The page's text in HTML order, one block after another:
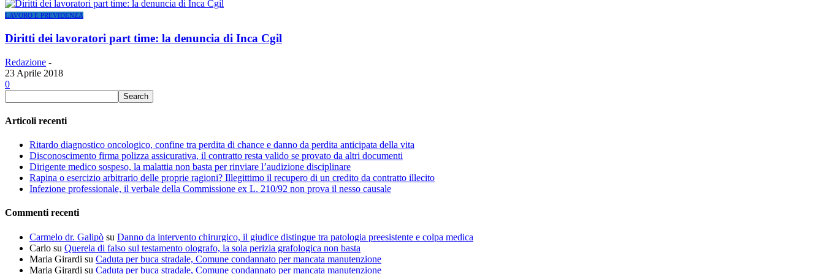
LAVORO E PREVIDENZA
Diritti dei lavoratori part time: la denuncia di Inca Cgil
Redazione -
23 Aprile 2018
0
Articoli recenti
Ritardo diagnostico oncologico, confine tra perdita di chance e danno da perdita anticipata della vita
Disconoscimento firma polizza assicurativa, il contratto resta valido se provato da altri documenti
Dirigente medico sospeso, la malattia non basta per rinviare l’audizione disciplinare
Rapina o esercizio arbitrario delle proprie ragioni? Illegittimo il recupero di un credito da contratto illecito
Infezione professionale, il verbale della Commissione ex L. 210/92 non prova il nesso causale
Commenti recenti
Carmelo dr. Galipò su Danno da intervento chirurgico, il giudice distingue tra patologia preesistente e colpa medica
Carlo su Querela di falso sul testamento olografo, la sola perizia grafologica non basta
Maria Girardi su Caduta per buca stradale, Comune condannato per mancata manutenzione
Maria Girardi su Caduta per buca stradale, Comune condannato per mancata manutenzione